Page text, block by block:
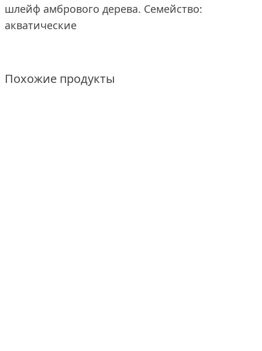
шлейф амбрового дерева. Семейство:
акватические
Похожие продукты